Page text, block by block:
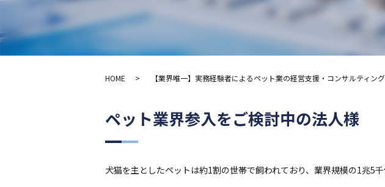
HOME 【業界唯一】実務経験者によるペット業の経営支援・コンサルティング
ペット業界参入をご検討中の法人様
犬猫を主としたペットは約1割の世帯で飼われており、業界規模の1兆5